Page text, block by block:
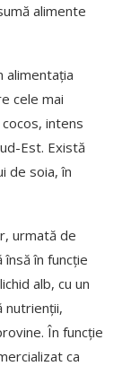
alimente
alimentația
cele mai
intens
Est. Există
de soia, în
urmată de
în funcție
alb, cu un
nutrienții,
În funcție
ca